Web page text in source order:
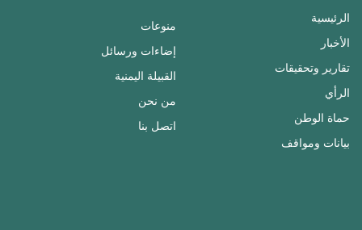
الرئيسية
الأخبار
تقارير وتحقيقات
الرأي
حماة الوطن
بيانات ومواقف
منوعات
إضاءات ورسائل
القبيلة اليمنية
من نحن
اتصل بنا